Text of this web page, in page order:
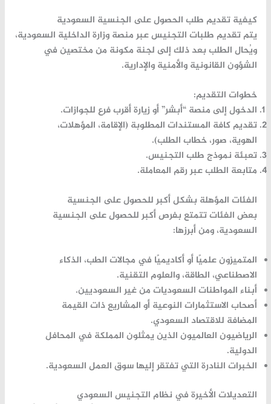
كيفية تقديم طلب الحصول على الجنسية السعودية
يتم تقديم طلبات التجنيس عبرمنصة وزارة الداخلية السعودية،
ويُحال الطلب بعد ذلك إلى لجنة مكونة من مختصين في
الشؤون القانونية والأمنية والإدارية.
خطوات التقديم:
الدخول إلى منصة “أبشر” أو زيارة أقرب فرع للجوازات.
تقديم كافة المستندات المطلوبة (الإقامة، المؤهلات،
الهوية، صور، خطاب الطلب).
تعبئة نموذج طلب التجنيس.
متابعة الطلب عبر رقم المعاملة.
الفئات المؤهلة بشكل أكبر للحصول على الجنسية
بعض الفئات تتمتع بفرص أكبر للحصول على الجنسية
السعودية، ومن أبرزها:
المتميزون علميًا أو أكاديميًا في مجالات الطب، الذكاء
الاصطناعي، الطاقة، والعلوم التقنية.
أبناء المواطنات السعوديات من غير السعوديين.
أصحاب الاستثمارات النوعية أو المشاريع ذات القيمة
المضافة للاقتصاد السعودي.
الرياضيون العالميون الذين يمثلون المملكة في المحافل
الدولية.
الخبرات النادرة التي تفتقر إليها سوق العمل السعودية.
التعديلات الأخيرة في نظام التجنيس السعودي